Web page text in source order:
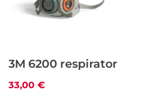
3M 6200 respirator
33,00€